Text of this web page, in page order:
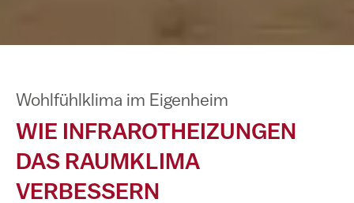
Wohlfühlklima im Eigenheim
WIE INFRAROTHEIZUNGEN
DAS RAUMKLIMA
VERBESSERN